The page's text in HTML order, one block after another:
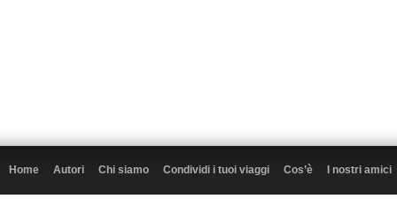
Home Autori Chi siamo Condividi i tuoi viaggi Cos’è I nostri amici